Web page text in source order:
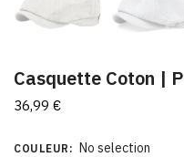
Casquette Coton |
36,99 €
COULEUR : No selection